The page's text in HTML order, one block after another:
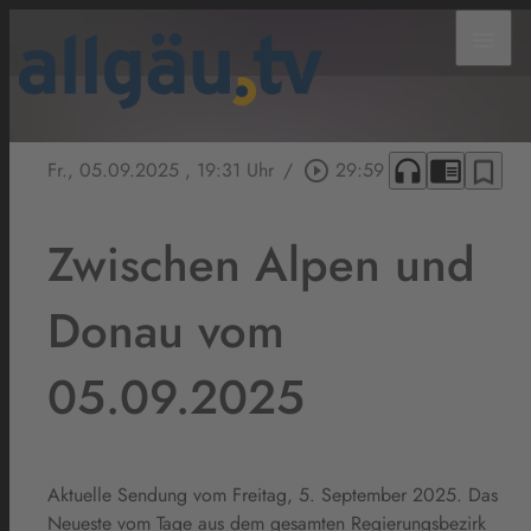
Fr., 05.09.2025 , 19:31 Uhr / play_circle_outline 29:59 headphones chrome_reader_mode bookmark_border
Zwischen Alpen und
Donau vom
05.09.2025
Aktuelle Sendung vom Freitag, 5. September 2025. Das
Neueste vom Tage aus dem gesamten Regierungsbezirk